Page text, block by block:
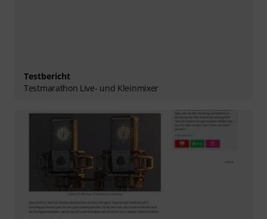
Testbericht
Testmarathon Live- und Kleinmixer